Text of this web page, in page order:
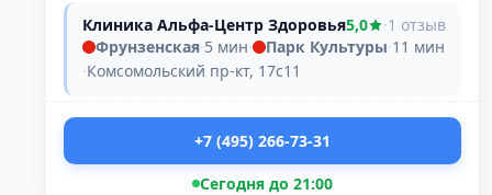
Клиника Альфа-Центр Здоровья5,0 ·1 отзыв
Фрунзенская·5 мин· Парк Культуры·11 мин
·Комсомольский пр-кт, 17с11
+7 (495) 266-73-31
Сегодня до 21:00